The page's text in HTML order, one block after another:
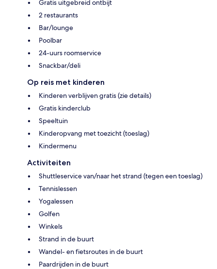
Gratis uitgebreid ontbijt
2 restaurants
Bar/lounge
Poolbar
24-uurs roomservice
Snackbar/deli
Op reis met kinderen
Kinderen verblijven gratis (zie details)
Gratis kinderclub
Speeltuin
Kinderopvang met toezicht (toeslag)
Kindermenu
Activiteiten
Shuttleservice van/naar het strand (tegen een toeslag)
Tennislessen
Yogalessen
Golfen
Winkels
Strand in de buurt
Wandel- en fietsroutes in de buurt
Paardrijden in de buurt